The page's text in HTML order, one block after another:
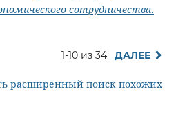
сотрудничества.
1-10 из 34 ДАЛЕЕ
расширенный поиск похожих